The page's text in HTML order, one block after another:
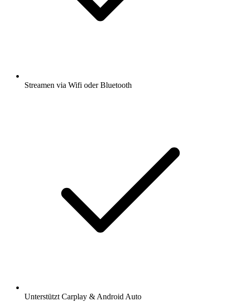
Streamen via Wifi oder Bluetooth
Unterstützt Carplay & Android Auto